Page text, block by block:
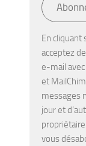
En cliquant
acceptez
e-mail
et
messages
jour et
vous